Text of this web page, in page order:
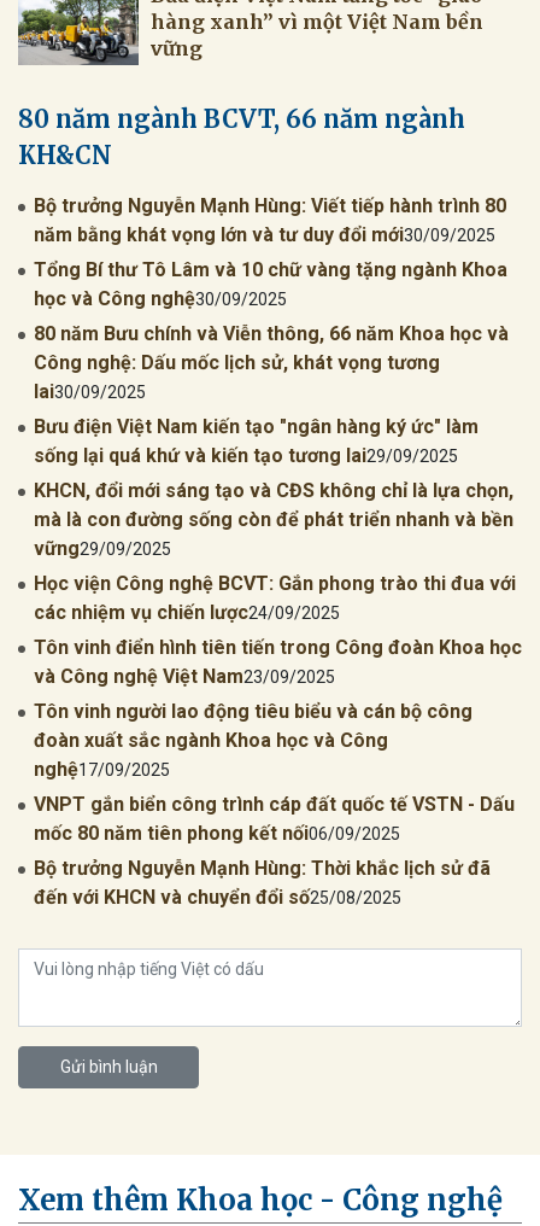
hàng xanh” vì một Việt Nam bền
vững
80 năm ngành BCVT, 66 năm ngành
KH&CN
Bộ trưởng Nguyễn Mạnh Hùng: Viết tiếp hành trình 80
năm bằng khát vọng lớn và tư duy đổi mới30/09/2025
Tổng Bí thư Tô Lâm và 10 chữ vàng tặng ngành Khoa
học và Công nghệ30/09/2025
80 năm Bưu chính và Viễn thông, 66 năm Khoa học và
Công nghệ: Dấu mốc lịch sử, khát vọng tương
lai30/09/2025
Bưu điện Việt Nam kiến tạo "ngân hàng ký ức" làm
sống lại quá khứ và kiến tạo tương lai29/09/2025
KHCN, đổi mới sáng tạo và CĐS không chỉ là lựa chọn,
mà là con đường sống còn để phát triển nhanh và bền
vững29/09/2025
Học viện Công nghệ BCVT: Gắn phong trào thi đua với
các nhiệm vụ chiến lược24/09/2025
Tôn vinh điển hình tiên tiến trong Công đoàn Khoa học
và Công nghệ Việt Nam23/09/2025
Tôn vinh người lao động tiêu biểu và cán bộ công
đoàn xuất sắc ngành Khoa học và Công
nghệ17/09/2025
VNPT gắn biển công trình cáp đất quốc tế VSTN - Dấu
mốc 80 năm tiên phong kết nối06/09/2025
Bộ trưởng Nguyễn Mạnh Hùng: Thời khắc lịch sử đã
đến với KHCN và chuyển đổi số25/08/2025
Gửi bình luận
Xem thêm Khoa học - Công nghệ